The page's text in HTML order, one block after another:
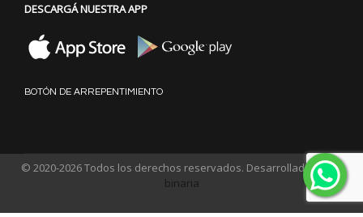
DESCARGÁ NUESTRA APP
BOTÓN DE ARREPENTIMIENTO
© 2020-2026 Todos los derechos reservados. Desarrollado pore-
binaria